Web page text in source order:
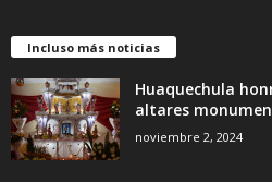
Incluso más noticias
Huaquechula
altares
noviembre 2, 2024